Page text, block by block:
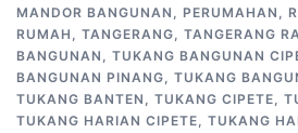
MANDOR BANGUNAN , PERUMAHAN ,
RUMAH , TANGERANG, TANGERANG
BANGUNAN , TUKANG BANGUNAN
BANGUNAN PINANG, TUKANG
TUKANG BANTEN , TUKANG CIPETE,
TUKANG HARIAN CIPETE, TUKANG